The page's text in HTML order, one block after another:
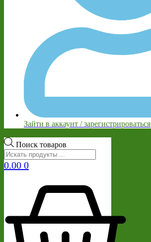
Зайти в аккаунт / зарегистрироваться
Поиск товаров
0.00 0